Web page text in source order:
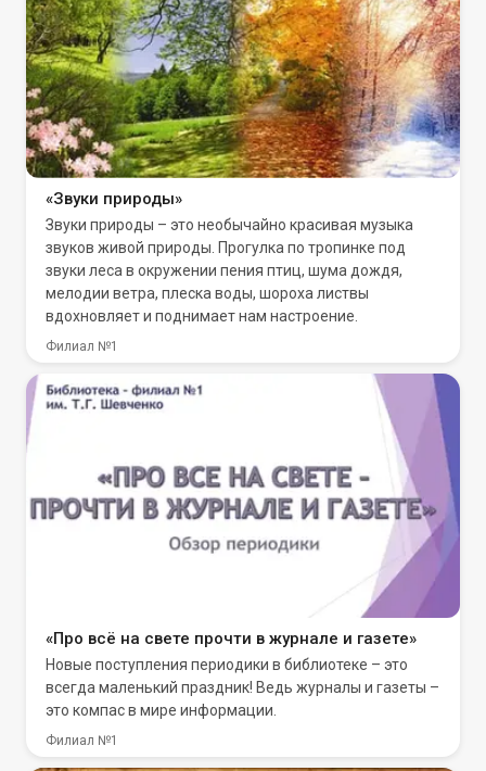
«Звуки природы»
Звуки природы – это необычайно красивая музыка
звуков живой природы. Прогулка по тропинке под
звуки леса в окружении пения птиц, шума дождя,
мелодии ветра, плеска воды, шороха листвы
вдохновляет и поднимает нам настроение.
Филиал №1
«Про всё на свете прочти в журнале и газете»
Новые поступления периодики в библиотеке – это
всегда маленький праздник! Ведь журналы и газеты –
это компас в мире информации.
Филиал №1